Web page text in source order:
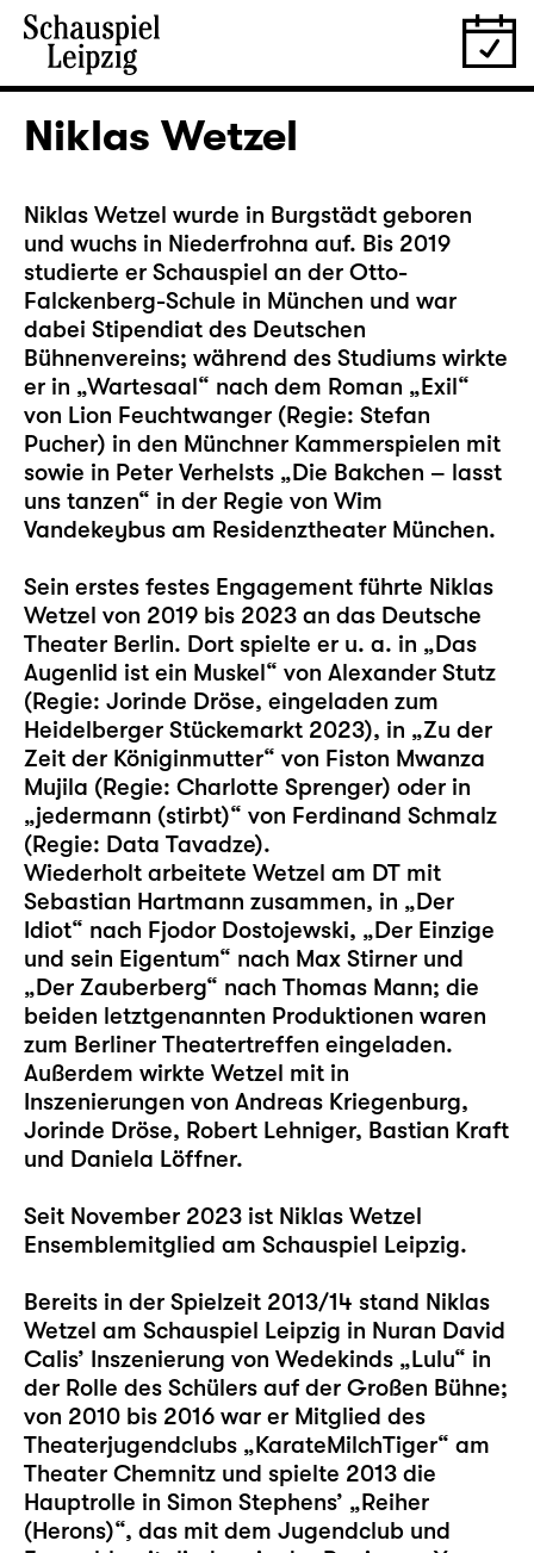
Niklas Wetzel
Niklas Wetzel wurde in Burgstädt geboren
und wuchs in Niederfrohna auf. Bis 2019
studierte er Schauspiel an der Otto-
Falckenberg-Schule in München und war
dabei Stipendiat des Deutschen
Bühnenvereins; während des Studiums wirkte
er in „Wartesaal“ nach dem Roman „Exil“
von Lion Feuchtwanger (Regie: Stefan
Pucher) in den Münchner Kammerspielen mit
sowie in Peter Verhelsts „Die Bakchen – lasst
uns tanzen“ in der Regie von Wim
Vandekeybus am Residenztheater München.
Sein erstes festes Engagement führte Niklas
Wetzel von 2019 bis 2023 an das Deutsche
Theater Berlin. Dort spielte er u. a. in „Das
Augenlid ist ein Muskel“ von Alexander Stutz
(Regie: Jorinde Dröse, eingeladen zum
Heidelberger Stückemarkt 2023), in „Zu der
Zeit der Königinmutter“ von Fiston Mwanza
Mujila (Regie: Charlotte Sprenger) oder in
„jedermann (stirbt)“ von Ferdinand Schmalz
(Regie: Data Tavadze).
Wiederholt arbeitete Wetzel am DT mit
Sebastian Hartmann zusammen, in „Der
Idiot“ nach Fjodor Dostojewski, „Der Einzige
und sein Eigentum“ nach Max Stirner und
„Der Zauberberg“ nach Thomas Mann; die
beiden letztgenannten Produktionen waren
zum Berliner Theatertreffen eingeladen.
Außerdem wirkte Wetzel mit in
Inszenierungen von Andreas Kriegenburg,
Jorinde Dröse, Robert Lehniger, Bastian Kraft
und Daniela Löffner.
Seit November 2023 ist Niklas Wetzel
Ensemblemitglied am Schauspiel Leipzig.
Bereits in der Spielzeit 2013/14 stand Niklas
Wetzel am Schauspiel Leipzig in Nuran David
Calis’ Inszenierung von Wedekinds „Lulu“ in
der Rolle des Schülers auf der Großen Bühne;
von 2010 bis 2016 war er Mitglied des
Theaterjugendclubs „KarateMilchTiger“ am
Theater Chemnitz und spielte 2013 die
Hauptrolle in Simon Stephens’ „Reiher
(Herons)“, das mit dem Jugendclub und